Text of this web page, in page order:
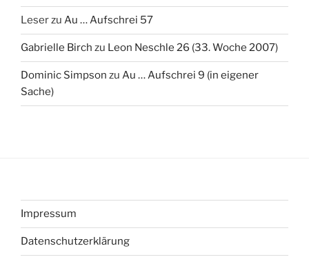
Leserzu Au … Aufschrei 57
Gabrielle Birch zu Leon Neschle 26 (33. Woche 2007)
Dominic Simpson zu Au … Aufschrei 9 (in eigener
Sache)
Impressum
Datenschutzerklärung